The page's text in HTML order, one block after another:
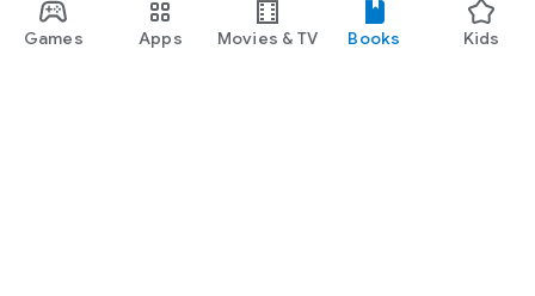
Games Apps Movies & TV Books Kids